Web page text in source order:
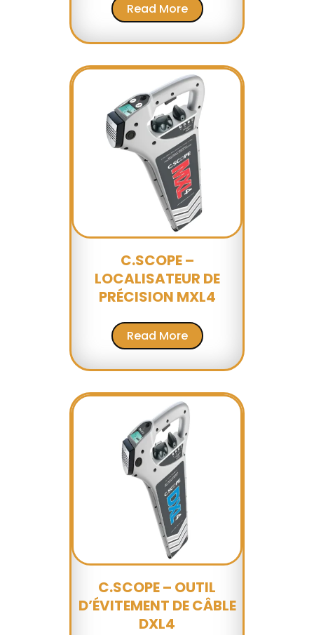
Read More
C.SCOPE –
LOCALISATEUR DE
PRÉCISION MXL4
Read More
C.SCOPE – OUTIL
D’ÉVITEMENT DE CÂBLE
DXL4